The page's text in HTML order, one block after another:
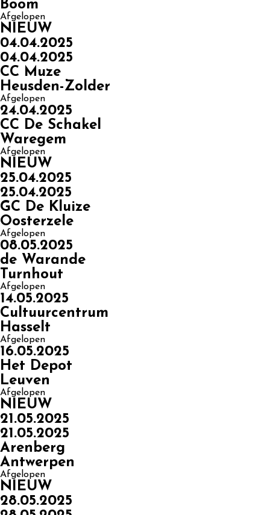
Boom
Afgelopen
NIEUW
04.04.2025
04.04.2025
CC Muze
Heusden-Zolder
Afgelopen
24.04.2025
CC De Schakel
Waregem
Afgelopen
NIEUW
25.04.2025
25.04.2025
GC De Kluize
Oosterzele
Afgelopen
08.05.2025
de Warande
Turnhout
Afgelopen
14.05.2025
Cultuurcentrum
Hasselt
Afgelopen
16.05.2025
Het Depot
Leuven
Afgelopen
NIEUW
21.05.2025
21.05.2025
Arenberg
Antwerpen
Afgelopen
NIEUW
28.05.2025